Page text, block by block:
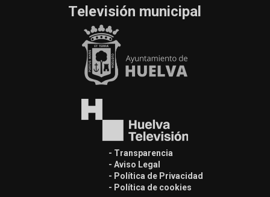
Televisión municipal
- Transparencia
- Aviso Legal
- Política de Privacidad
- Política de cookies